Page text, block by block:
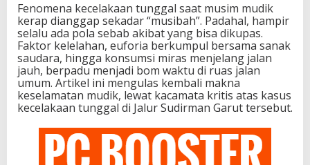
Fenomena kecelakaan tunggal saat musim mudik
kerap dianggap sekadar “musibah”. Padahal, hampir
selalu ada pola sebab akibat yang bisa dikupas.
Faktor kelelahan, euforia berkumpul bersama sanak
saudara, hingga konsumsi miras menjelang jalan
jauh, berpadu menjadi bom waktu di ruas jalan
umum. Artikel ini mengulas kembali makna
keselamatan mudik, lewat kacamata kritis atas kasus
kecelakaan tunggal di Jalur Sudirman Garut tersebut.